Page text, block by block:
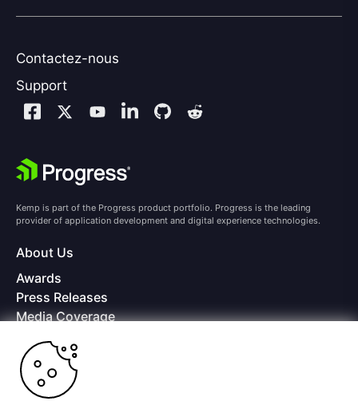
Contactez-nous
Support
Kemp is part of the Progress product portfolio. Progress is the leading
provider of application development and digital experience technologies.
About Us
Awards
Press Releases
Media Coverage
Offices
Copyright © 2026 Progress Software Corporation and/or its